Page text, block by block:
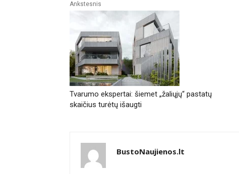
Ankstesnis
Tvarumo ekspertai: šiemet „žaliųjų“ pastatų
skaičius turėtų išaugti
BustoNaujienos.lt